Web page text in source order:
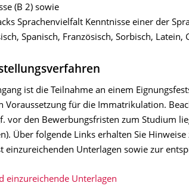
(B 2) sowie
Sprachenvielfalt Kenntnisse einer der
Spanisch, Französisch, Sorbisch, Latein,
ist die Teilnahme an einem
Voraussetzung für die Immatrikulation.
vor den Bewerbungsfristen zum Studium
Über folgende Links erhalten Sie
einzureichenden Unterlagen sowie zur
einzureichende Unterlagen